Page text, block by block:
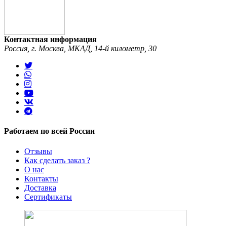
Контактная информация
Россия, г. Москва, МКАД, 14-й километр, 30
Работаем по всей России
Отзывы
Как сделать заказ ?
О нас
Контакты
Доставка
Сертификаты